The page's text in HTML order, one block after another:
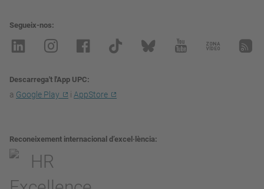
Segueix-nos
Descarrega't l'App UPC
a Google Play i AppStore
Reconeixement internacional d’excel·lència